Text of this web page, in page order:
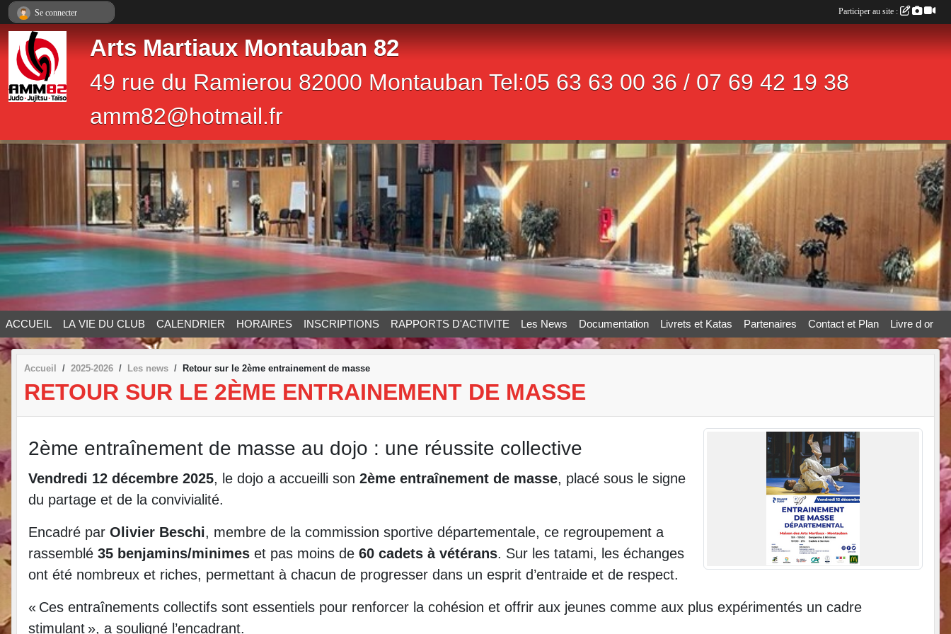
Arts Martiaux Montauban 82
49 rue du Ramierou 82000 Montauban Tel:05 63 63 00 36 / 07 69 42 19 38
amm82@hotmail.fr
ACCUEIL LA VIE DU CLUB CALENDRIER HORAIRES INSCRIPTIONS RAPPORTS D'ACTIVITE Les News Documentation Livrets et Katas Partenaires Contact et Plan Livre d or
Accueil 2025-2026 Les news Retour sur le 2ème entrainement de masse
RETOUR SUR LE 2ÈME ENTRAINEMENT DE MASSE
2ème entraînement de masse au dojo : une réussite collective
Vendredi 12 décembre 2025, le dojo a accueilli son 2ème entraînement de masse, placé sous le signe
du partage et de la convivialité.
Encadré par Olivier Beschi, membre de la commission sportive départementale, ce regroupement a
rassemblé 35 benjamins/minimes et pas moins de 60 cadets à vétérans. Sur les tatami, les échanges
ont été nombreux et riches, permettant à chacun de progresser dans un esprit d’entraide et de respect.
« Ces entraînements collectifs sont essentiels pour renforcer la cohésion et offrir aux jeunes comme aux plus expérimentés un cadre
stimulant », a souligné l’encadrant.
Se connecter Participer au site :
Panneau de gestion des cookies